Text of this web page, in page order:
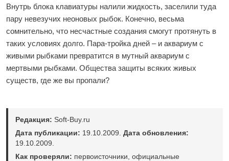
Внутрь блока клавиатуры налили жидкость, заселили туда
пару невезучих неоновых рыбок. Конечно, весьма
сомнительно, что несчастные создания смогут протянуть в
таких условиях долго. Пара-тройка дней – и аквариум с
живыми рыбками превратится в мутный аквариум с
мертвыми рыбками. Общества защиты всяких живых
существ, где же вы пропали?
Редакция: Soft-Buy.ru
Дата публикации: 19.10.2009. Дата обновления:
19.10.2009.
Как проверяли: первоисточники, официальные